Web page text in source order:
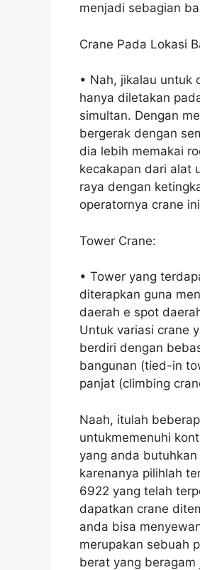
menjadi sebagian
Crane Pada Lokasi
• Nah, jikalau untuk
hanya diletakan
simultan. Dengan
bergerak dengan
dia lebih memakai
kecakapan dari alat
raya dengan
operatornya crane
Tower Crane:
• Tower yang
diterapkan guna
daerah e spot
Untuk variasi crane
berdiri dengan
bangunan (tied-in
panjat (climbing
Naah, itulah
untukmemenuhi
yang anda
karenanya pilihlah
6922 yang telah
dapatkan crane
anda bisa
merupakan sebuah
berat yang beragam